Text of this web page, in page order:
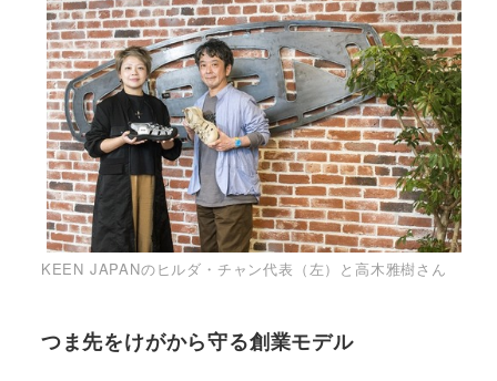
KEEN JAPANのヒルダ・チャン代表（左）と高木雅樹さん
つま先をけがから守る創業モデル